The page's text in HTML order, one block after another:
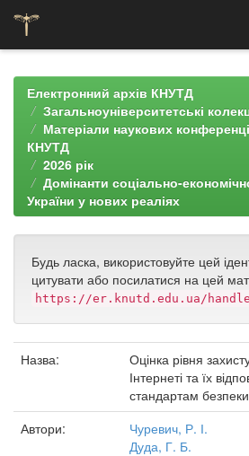
navigationЕлектронний архів КНУТД
Загальноуніверситетські
Матеріали наукових
КНУТД
2026 рік
Домінанти соціально-
України у нових реаліях
Будь ласка, використовуйте цей
цитувати або посилатися на цей
https://er.knutd.edu.ua/handle/
Назва:
Оцінка рівня
Інтернеті та їх
стандартам безпеки
Автори:
Чуревич, Р. І.
Дуда, Г. Б.